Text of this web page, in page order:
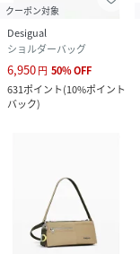
クーポン対象
Desigual
ショルダーバッグ
6,950円 50%OFF
631ポイント(10%ポイント
バック)